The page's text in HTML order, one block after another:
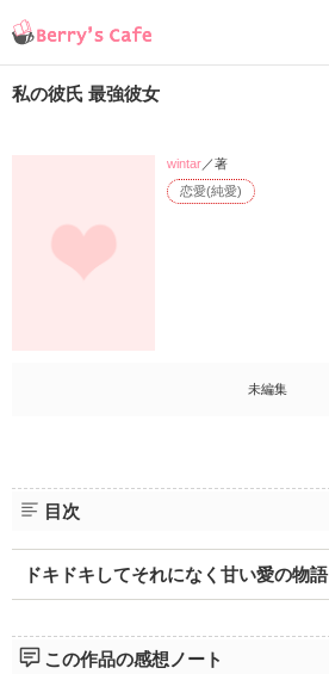
私の彼氏 最強彼女
恋愛(純愛)
wintar／著
未編集
目次
ドキドキしてそれになく甘い愛の物語
この作品の感想ノート